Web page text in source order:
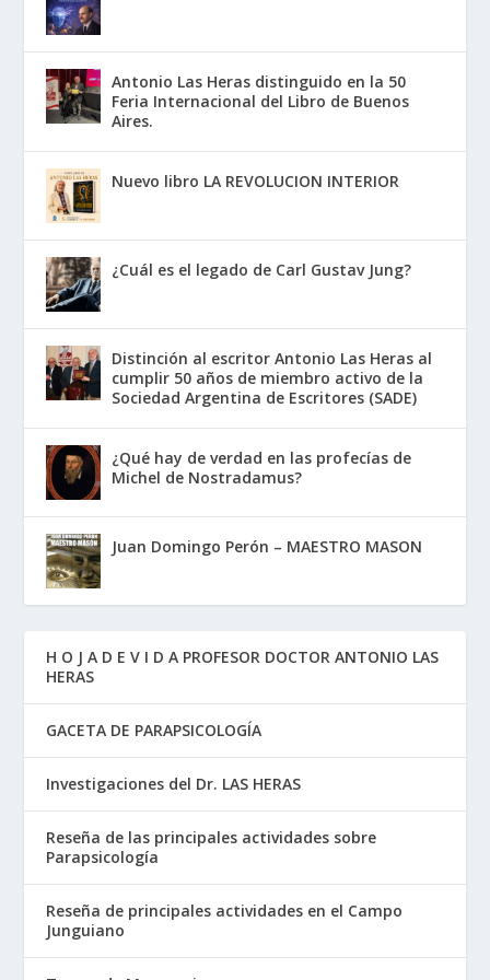
Antonio Las Heras distinguido en la 50
Feria Internacional del Libro de Buenos
Aires.
Nuevo libro LA REVOLUCION INTERIOR
¿Cuál es el legado de Carl Gustav Jung?
Distinción al escritor Antonio Las Heras al
cumplir 50 años de miembro activo de la
Sociedad Argentina de Escritores (SADE)
¿Qué hay de verdad en las profecías de
Michel de Nostradamus?
Juan Domingo Perón – MAESTRO MASON
H O J A D E V I D A PROFESOR DOCTOR ANTONIO LAS
HERAS
GACETA DE PARAPSICOLOGÍA
Investigaciones del Dr. LAS HERAS
Reseña de las principales actividades sobre
Parapsicología
Reseña de principales actividades en el Campo
Junguiano